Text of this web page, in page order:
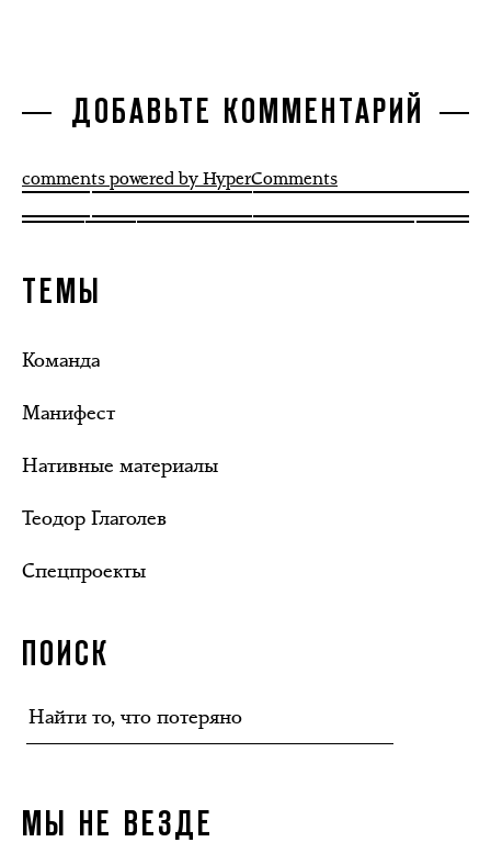
ДОБАВЬТЕ КОММЕНТАРИЙ
comments powered by HyperComments
ТЕМЫ
Команда
Манифест
Нативные материалы
Теодор Глаголев
Спецпроекты
ПОИСК
МЫ НЕ ВЕЗДЕ